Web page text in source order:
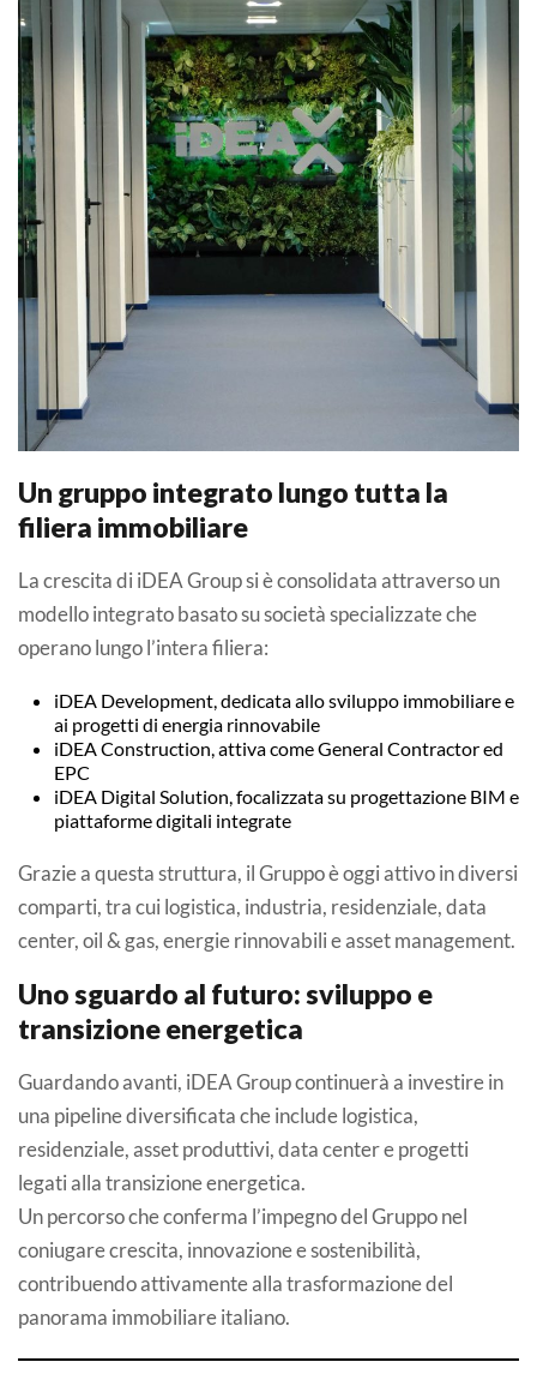
Un gruppo integrato lungo tutta la
filiera immobiliare
La crescita di iDEA Group si è consolidata attraverso un
modello integrato basato su società specializzate che
operano lungo l’intera filiera:
iDEA Development, dedicata allo sviluppo immobiliare e
ai progetti di energia rinnovabile
iDEA Construction, attiva come General Contractor ed
EPC
iDEA Digital Solution, focalizzata su progettazione BIM e
piattaforme digitali integrate
Grazie a questa struttura, il Gruppo è oggi attivo in diversi
comparti, tra cui logistica, industria, residenziale, data
center, oil & gas, energie rinnovabili e asset management.
Uno sguardo al futuro: sviluppo e
transizione energetica
Guardando avanti, iDEA Group continuerà a investire in
una pipeline diversificata che include logistica,
residenziale, asset produttivi, data center e progetti
legati alla transizione energetica.
Un percorso che conferma l’impegno del Gruppo nel
coniugare crescita, innovazione e sostenibilità,
contribuendo attivamente alla trasformazione del
panorama immobiliare italiano.